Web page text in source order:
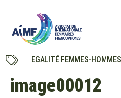
EGALITÉ FEMMES-HOMMES
image00012